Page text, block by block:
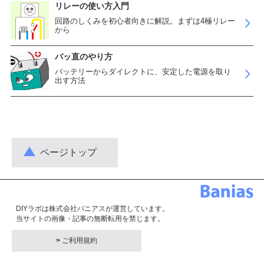
リレーの使い方入門
回路のしくみを初心者向きに解説。まずは4極リレー
から
バッ直のやり方
バッテリーからダイレクトに、安定した電源を取り
出す方法
ページトップ
DIYラボは株式会社バニアスが運営しています。
当サイトの画像・記事の無断転用を禁じます。
> ご利用規約